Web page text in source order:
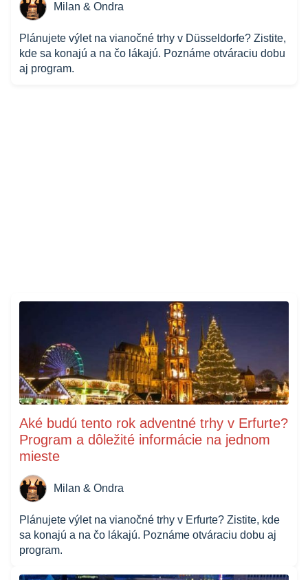
Milan & Ondra
Plánujete výlet na vianočné trhy v Düsseldorfe? Zistite,
kde sa konajú a na čo lákajú. Poznáme otváraciu dobu
aj program.
Aké budú tento rok adventné trhy v Erfurte?
Program a dôležité informácie na jednom
mieste
Milan & Ondra
Plánujete výlet na vianočné trhy v Erfurte? Zistite, kde
sa konajú a na čo lákajú. Poznáme otváraciu dobu aj
program.